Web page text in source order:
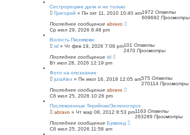
Сестрорецкие дачи и не только
Григорий » Пн окт 11, 2010 10:40 am1972 Ответы
609692 Просмотры
Последнее сообщение abravo
Ср июл 29, 2026 8:48 pm
Волость Пюхяярви
isl » Чт фев 19, 2026 7:08 pm101 Ответы
2470 Просмотры
Последнее сообщение isl
Вт июл 28, 2026 12:19 pm
Фото на опознание
juraAlex » Пн июл 16, 2018 12:05 am575 Ответы
270114 Просмотры
Последнее сообщение abravo
Сб июл 25, 2026 10:26 pm
Послевоенные Терийоки/Зеленогорск
abravo » Чт мар 08, 2012 8:53 pm1163 Ответы
263289 Просмотры
Последнее сообщение Буквоед
Сб июл 25, 2026 11:58 am